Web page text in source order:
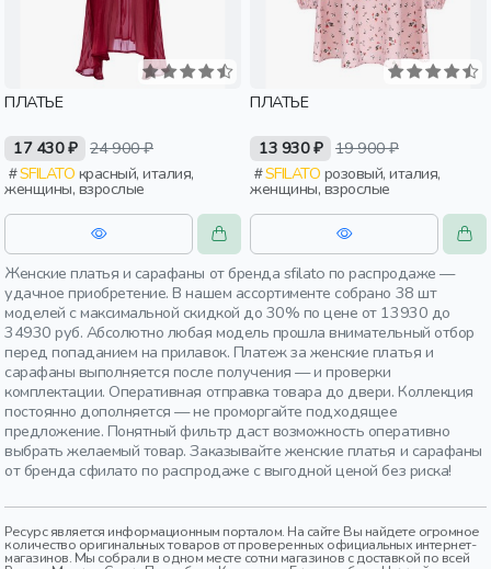
ПЛАТЬЕ
17 430 ₽ 24 900 ₽
SFILATO
женщины, взрослые
ПЛАТЬЕ
13 930 ₽ 19 900 ₽
SFILATO
женщины, взрослые
Женские платья и сарафаны от бренда sfilato по распродаже —
удачное приобретение. В нашем ассортименте собрано 38 шт
моделей с максимальной скидкой до 30% по цене от 13930 до
34930 руб. Абсолютно любая модель прошла внимательный отбор
перед попаданием на прилавок. Платеж за женские платья и
сарафаны выполняется после получения — и проверки
комплектации. Оперативная отправка товара до двери. Коллекция
постоянно дополняется — не проморгайте подходящее
предложение. Понятный фильтр даст возможность оперативно
выбрать желаемый товар. Заказывайте женские платья и сарафаны
от бренда сфилато по распродаже с выгодной ценой без риска!
Ресурс является информационным порталом. На сайте Вы найдете огромное
количество оригинальных товаров от проверенных официальных интернет-
магазинов. Мы собрали в одном месте сотни магазинов с доставкой по всей